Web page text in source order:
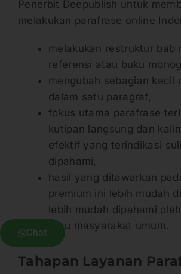
Penerbit Deepublish untuk
melakukan parafrase online
melakukan restruktur bab
referensi atau buku
mengubah sebagian kecil
dalam satu paragraf,
fokus utama parafrase
kutipan langsung dan
efektif yang terindikasi
dipahami,
hasil yang ditawarkan
premium ini lebih mudah
lebih mudah dipahami
atau masyarakat umum.
Tahapan Layanan
Chat